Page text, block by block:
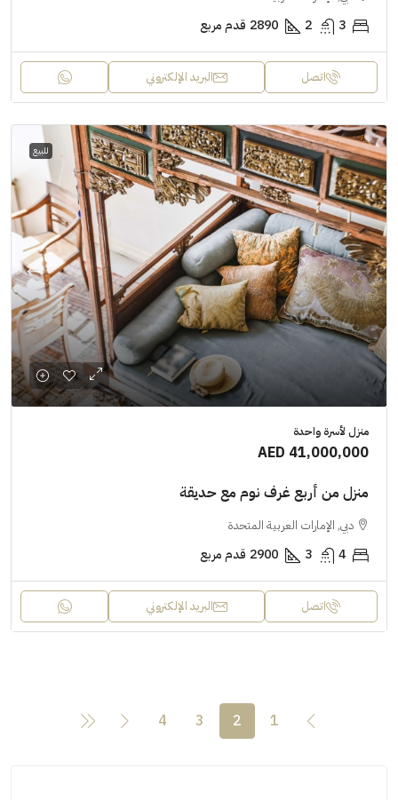
3
2
2890 قدم مربع
اتصل البريد الإلكتروني
للبيع
منزل لأسرة واحدة
AED 41,000,000
منزل من أربع غرف نوم مع حديقة
دبي, الإمارات العربية المتحدة
4
3
2900 قدم مربع
اتصل البريد الإلكتروني
1
2
3
4